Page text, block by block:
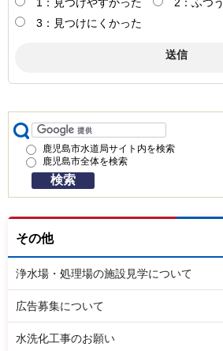
3：見つけにくかった
鹿児島市水道局サイト内を検索
鹿児島市全体を検索
その他
浄水場・処理場の施設見学について
広告募集について
水洗化工事のお願い